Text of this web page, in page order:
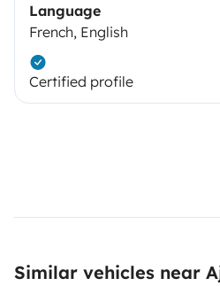
Language
French, English
Certified profile
Similar vehicles near